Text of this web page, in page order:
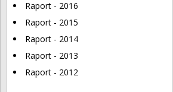
Raport - 2016
Raport - 2015
Raport - 2014
Raport - 2013
Raport - 2012